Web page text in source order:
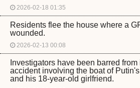
2026-02-18 01:35
Residents flee the house where a
wounded.
2026-02-13 00:08
Investigators have been barred
accident involving the boat of
and his 18-year-old girlfriend.